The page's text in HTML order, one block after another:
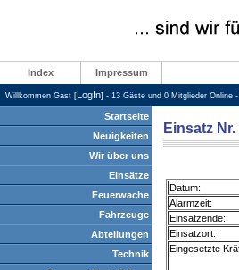
Index Impressum
Willkommen Gast [LogIn] - 13 Gäste und 0 Mitglieder Online
Startseite
Neuigkeiten
Wir über uns
Einsätze
Feuerwache
Fahrzeuge
Abteilungen
Technik
Einsatz
Datum:
Alarmzeit:
Einsatzende:
Einsatzort:
Eingesetzte